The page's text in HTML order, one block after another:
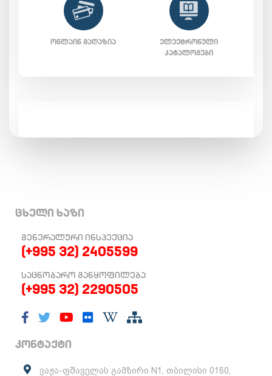
ᲝᲜᲚᲐᲘᲜ ᲛᲐᲦᲐᲖᲘᲐ
ᲔᲚᲔᲥᲢᲠᲝᲜᲣᲚᲘ
ᲙᲐᲢᲐᲚᲝᲒᲔᲑᲘ
ცხელი ხაზი
ᲒᲔᲜᲔᲠᲐᲚᲣᲠᲘ ᲘᲜᲡᲞᲔᲥᲪᲘᲐ
(+995 32) 2405599
ᲡᲐᲪᲜᲝᲑᲐᲠᲝ ᲒᲐᲜᲧᲝᲤᲘᲚᲔᲑᲐ
(+995 32) 2290505
კონტაქტი
ვაჟა-ფშაველას გამზირი N1, თბილისი 0160,